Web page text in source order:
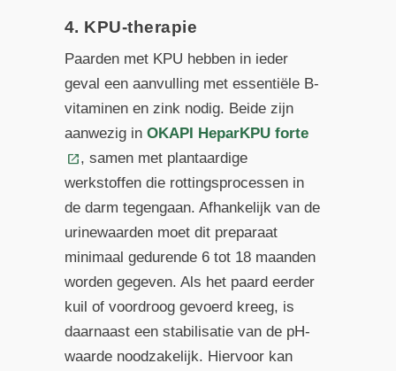
4. KPU-therapie
Paarden met KPU hebben in ieder
geval een aanvulling met essentiële B-
vitaminen en zink nodig. Beide zijn
aanwezig in OKAPI HeparKPU forte
, samen met plantaardige
werkstoffen die rottingsprocessen in
de darm tegengaan. Afhankelijk van de
urinewaarden moet dit preparaat
minimaal gedurende 6 tot 18 maanden
worden gegeven. Als het paard eerder
kuil of voordroog gevoerd kreeg, is
daarnaast een stabilisatie van de pH-
waarde noodzakelijk. Hiervoor kan